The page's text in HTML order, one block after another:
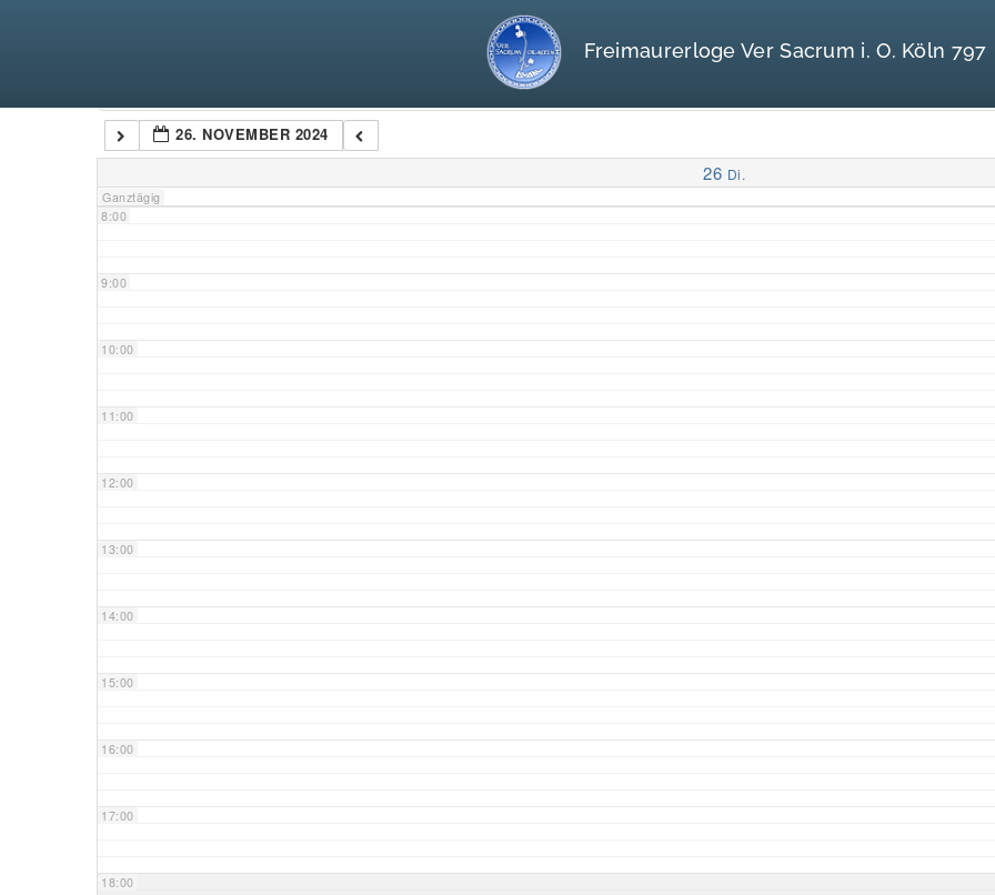
Freimaurerloge Ver Sacrum i. O. Köln 797
26. NOVEMBER 2024
26 Di.
Ganztägig
7:00
8:00
9:00
10:00
11:00
12:00
13:00
14:00
15:00
16:00
17:00
18:00